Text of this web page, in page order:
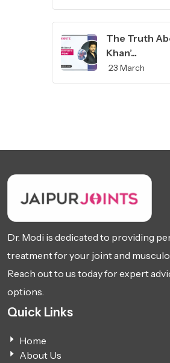
The Truth
Khan’...
23 March
Dr. Modi is dedicated to providing
treatment for your joint and
Reach out to us today for expert
options.
Quick Links
Home
About Us